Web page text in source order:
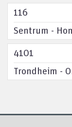
116
Sentrum -
4101
Trondheim -